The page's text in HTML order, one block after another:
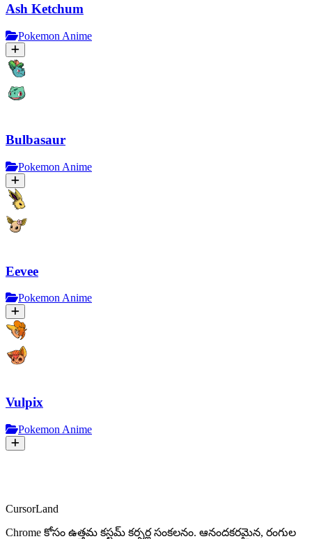
Ash Ketchum
Pokemon Anime
Bulbasaur
Pokemon Anime
Eevee
Pokemon Anime
Vulpix
Pokemon Anime
CursorLand
Chrome కోసం ఉత్తమ కస్టమ్ కర్సర్ల సంకలనం. ఆనందకరమైన, రంగుల